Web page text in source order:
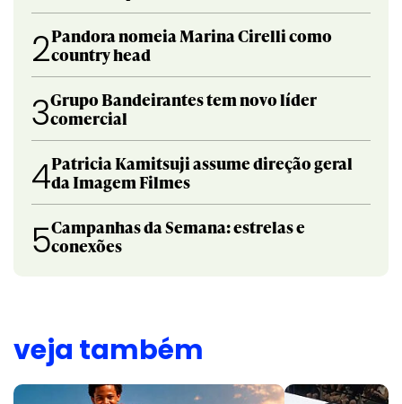
2Pandora nomeia Marina Cirelli como
country head
3Grupo Bandeirantes tem novo líder
comercial
4Patricia Kamitsuji assume direção geral
da Imagem Filmes
5Campanhas da Semana: estrelas e
conexões
veja também